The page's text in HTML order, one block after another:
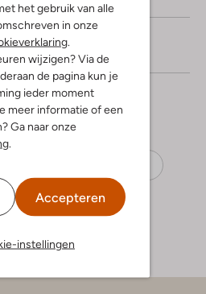
het gebruik van alle
in onze
wijzigen? Via de
de pagina kun je
ieder moment
meer informatie of een
Ga naar onze
Accepteren
instellingen